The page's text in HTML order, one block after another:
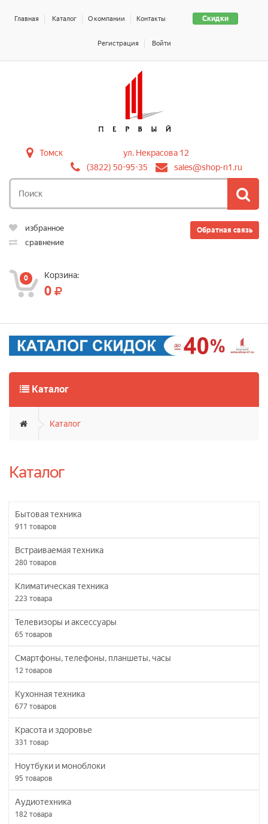
Скидки
Главная Каталог О компании Контакты
Регистрация Войти
Томск
ул. Некрасова 12
(3822) 50-95-35
sales@shop-n1.ru
Обратная связь
избранное
сравнение
0 Корзина:
0
Каталог
Каталог
Каталог
Бытовая техника
911 товаров
Встраиваемая техника
280 товаров
Климатическая техника
223 товара
Телевизоры и аксессуары
65 товаров
Смартфоны, телефоны, планшеты, часы
12 товаров
Кухонная техника
677 товаров
Красота и здоровье
331 товар
Ноутбуки и моноблоки
95 товаров
Аудиотехника
182 товара